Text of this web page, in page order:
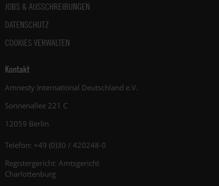
JOBS & AUSSCHREIBUNGEN
DATENSCHUTZ
COOKIES VERWALTEN
Kontakt
Amnesty International Deutschland e.V.
Sonnenallee 221 C
12059 Berlin
Telefon: +49 (0)30 / 420248-0
Registergericht: Amtsgericht
Charlottenburg